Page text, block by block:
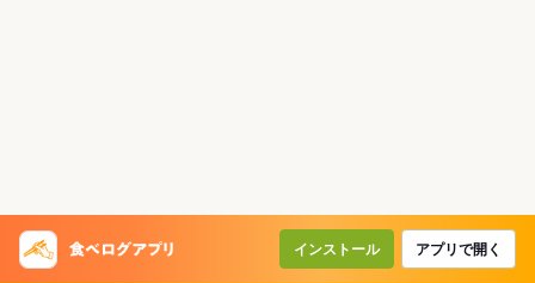
インストール アプリで開く